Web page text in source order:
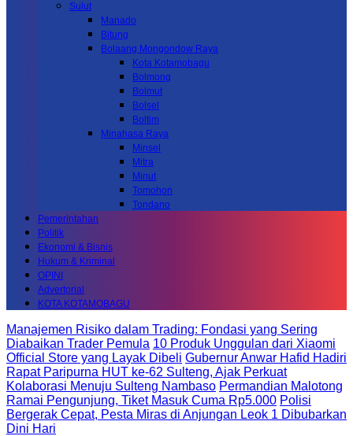
Sulut
Manado
Bitung
Bolaang Mongondow Raya
Kota Kotamobagu
Bolmong
Bolmut
Bolsel
Boltim
Minahasa Raya
Minsel
Mitra
Minut
Tomohon
Tondano
Pemerintahan
Politik
Ekonomi & Bisnis
Hukum & Kriminal
OPINI
Advertorial
KOTA KOTAMOBAGU
Manajemen Risiko dalam Trading: Fondasi yang Sering
Diabaikan Trader Pemula 10 Produk Unggulan dari Xiaomi
Official Store yang Layak Dibeli Gubernur Anwar Hafid Hadiri
Rapat Paripurna HUT ke-62 Sulteng, Ajak Perkuat
Kolaborasi Menuju Sulteng Nambaso Permandian Malotong
Ramai Pengunjung, Tiket Masuk Cuma Rp5.000 Polisi
Bergerak Cepat, Pesta Miras di Anjungan Leok 1 Dibubarkan
Dini Hari